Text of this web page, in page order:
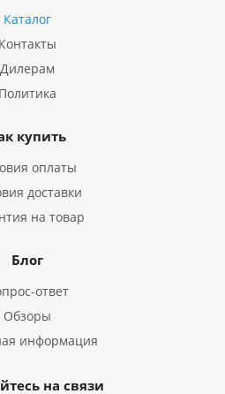
Каталог
Контакты
Дилерам
Политика
купить
оплаты
доставки
на товар
Блог
ответ
Обзоры
информация
на связи